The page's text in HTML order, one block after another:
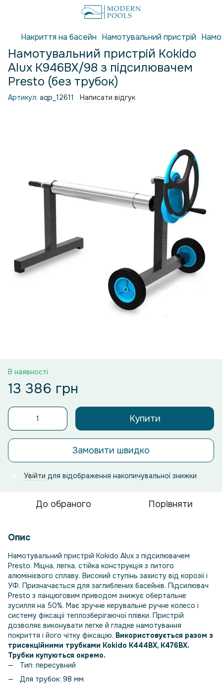
Накриття на басейн Намотувальний пристрій
Намотувальний пристрій Kokido
Alux K946BX/98 з підсилювачем
Presto (без трубок)
Артикул: aqp_12611 Написати відгук
В наявності
13 386 грн
Купити
Замовити швидко
Увійти для відображення накопичувальної знижки
До обраного Порівняти
Опис
Намотувальний пристрій Kokido Alux з підсилювачем
Presto. Міцна, легка, стійка конструкція з литого
алюмінієвого сплаву. Високий ступінь захисту від корозії і
УФ. Призначається для заглиблених басейнів. Підсилювач
Presto з ланцюговим приводом знижує обертальне
зусилля на 50%. Має зручне керувальне ручне колесо і
систему фіксації теплозберігаючої плівки. Пристрій
дозволяє виконувати легке й гладке намотування
покриття і його чітку фіксацію. Використовується разом з
трисекційними трубками Kokido K444BX, K476BX.
Трубки купуються окремо.
Тип: пересувний
Для трубок: 98 мм